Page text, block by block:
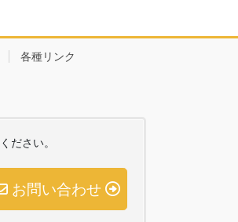
各種リンク
ださい。
お問い合わせ